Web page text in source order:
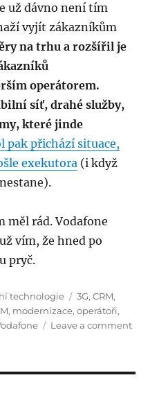
už dávno není tím
vyjít zákazníkům
na trhu a rozšířil je
operátorem.
síť, drahé služby,
které jinde
pak přichází situace,
exekutora (i když
měl rád. Vodafone
vím, že hned po
pryč.
technologie Tags
3G,CRM,
, modernizace,operátoři,
Leave a commenton